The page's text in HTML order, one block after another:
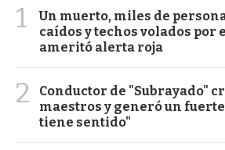
1
Un muerto, miles de
caídos y techos volados por
ameritó alerta roja
2
Conductor de "Subrayado"
maestros y generó un
tiene sentido"